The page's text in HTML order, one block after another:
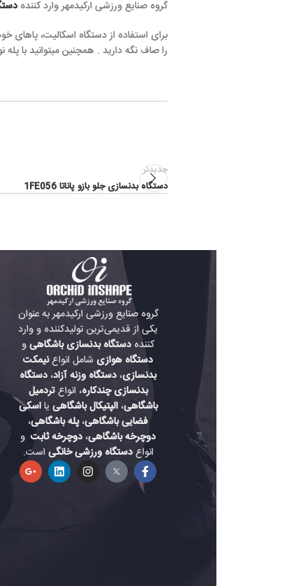
گروه صنایع ورزشی ارکیدمهر وارد کننده دستگاه های بدنسازی
برای استفاده از دستگاه اسکالیت، پاهای خود را روی محل
را صاف نگه دارید . همچنین میتوانید با پله نوردی به
دستگاه بدنسازی جلو بازو پاناتا 1FE056
گروه صنایع ورزشی ارکیدمهر به عنوان
یکی از قدیمی‌ترین تولیدکننده و وارد
دستگاه بدنسازی باشگاهیو
شامل انواعنیمکت
دستگاه وزنه آزاد،دستگاه
بدنسازی چندکاره
، انواعتردمیل
باشگاهی
الپتیکال باشگاهییااسکی
فضایی باشگاهی
پله باشگاهی،
دوچرخه باشگاهی
،دوچرخه ثابتو
انواعدستگاه ورزشی خانگیاست.
خرید تردمیل
خرید دوچرخه
تعمیر دستگاه
سرویس
سرویس
دستگاه
تامین لوازم